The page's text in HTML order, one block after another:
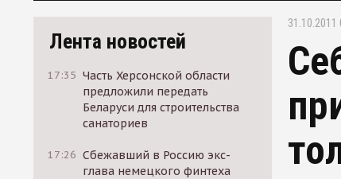
Лента новостей
17:35 Часть Херсонской области
предложили передать
Беларуси для строительства
санаториев
17:26 Сбежавший в Россию экс-
глава немецкого финтеха
31.10.2011